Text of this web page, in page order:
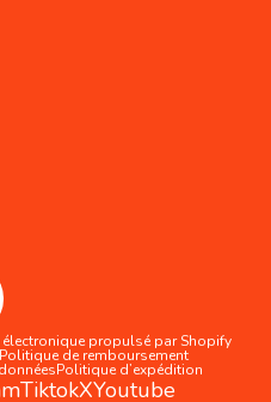
électronique propulsé par Shopify
de remboursement
Politique d’expédition
TiktokXYoutube